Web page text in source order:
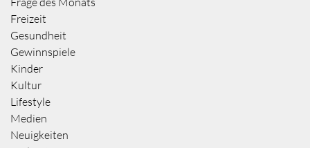
Freizeit
Gesundheit
Gewinnspiele
Kinder
Kultur
Lifestyle
Medien
Neuigkeiten